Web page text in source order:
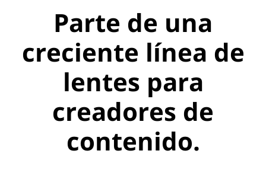
Parte de una
creciente línea de
lentes para
creadores de
contenido.